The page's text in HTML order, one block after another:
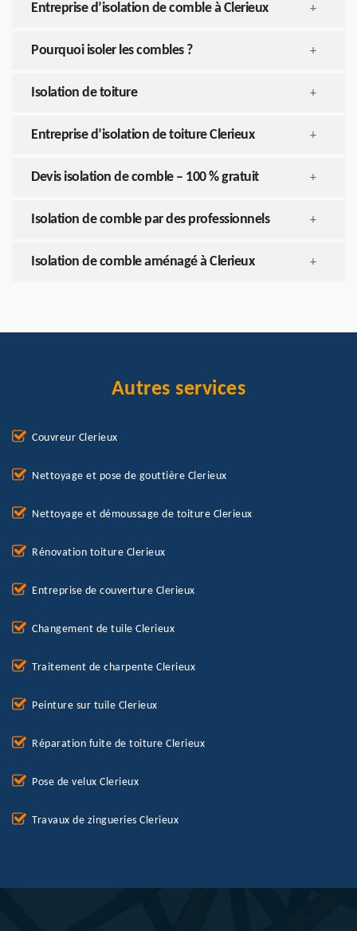
Entreprise d’isolation de comble à Clerieux +
Pourquoi isoler les combles ? +
Isolation de toiture +
Entreprise d’isolation de toiture Clerieux +
Devis isolation de comble – 100 % gratuit +
Isolation de comble par des professionnels +
Isolation de comble aménagé à Clerieux +
Autres services
Couvreur Clerieux
Nettoyage et pose de gouttière Clerieux
Nettoyage et démoussage de toiture Clerieux
Rénovation toiture Clerieux
Entreprise de couverture Clerieux
Changement de tuile Clerieux
Traitement de charpente Clerieux
Peinture sur tuile Clerieux
Réparation fuite de toiture Clerieux
Pose de velux Clerieux
Travaux de zingueries Clerieux